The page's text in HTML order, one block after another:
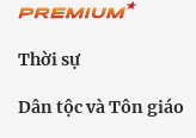
Thời sự
Dân tộc và Tôn giáo